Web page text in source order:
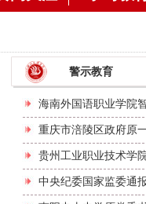
警示教育
海南外国语职业学院
重庆市涪陵区政府原
贵州工业职业技术学
中央纪委国家监委通